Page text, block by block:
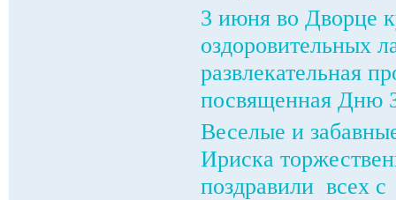
3 июня во Дворце
оздоровительных
развлекательная
посвященная Дню
Веселые и
Ириска
поздравили всех